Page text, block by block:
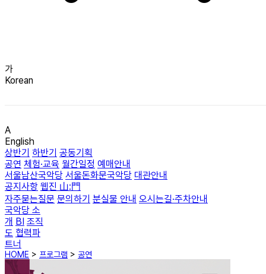
가
Korean
A
English
상반기 하반기 공동기획
공연 체험·교육 월간일정 예매안내
서울남산국악당 서울돈화문국악당 대관안내
공지사항 웹진 山:門
자주묻는질문 문의하기 분실물 안내 오시는길·주차안내
국악당 소
개 BI 조직
도 협력파
트너
HOME > 프로그램 > 공연